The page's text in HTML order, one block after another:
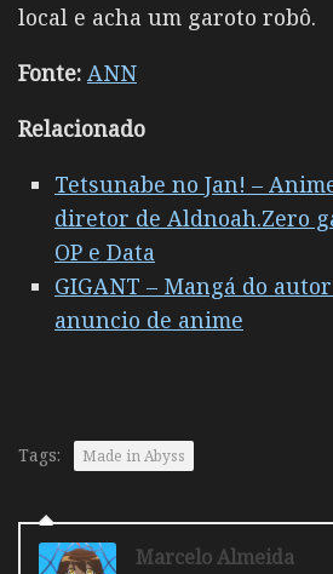
local e acha um garoto robô.
Fonte: ANN
Relacionado
Tetsunabe no Jan! –
diretor de Aldnoah.Zero
OP e Data
GIGANT – Mangá do
anuncio de anime
Tags: Made in Abyss
Marcelo Almeida